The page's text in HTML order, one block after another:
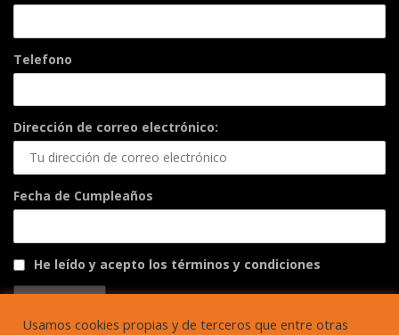
Telefono
Dirección de correo electrónico:
Fecha de Cumpleaños
He leído y acepto los términos y condiciones
Usamos cookies propias y de terceros que entre otras